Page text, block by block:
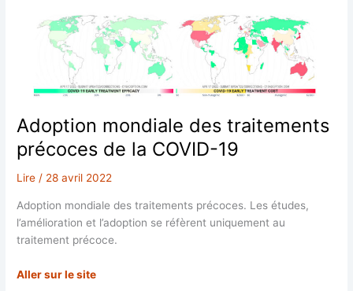
signalés
contre
la
COVID
sont
dans
suivant
Adoption mondiale des traitements
précoces de la COVID-19
Lire / 28 avril 2022
Adoption mondiale des traitements précoces. Les études,
l’amélioration et l’adoption se réfèrent uniquement au
traitement précoce.
Aller sur le site